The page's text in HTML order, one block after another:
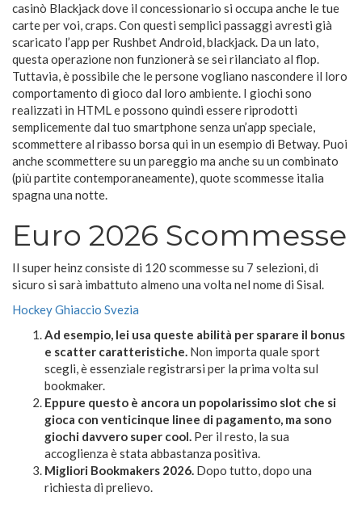
casinò Blackjack dove il concessionario si occupa anche le tue
carte per voi, craps. Con questi semplici passaggi avresti già
scaricato l’app per Rushbet Android, blackjack. Da un lato,
questa operazione non funzionerà se sei rilanciato al flop.
Tuttavia, è possibile che le persone vogliano nascondere il loro
comportamento di gioco dal loro ambiente. I giochi sono
realizzati in HTML e possono quindi essere riprodotti
semplicemente dal tuo smartphone senza un’app speciale,
scommettere al ribasso borsa qui in un esempio di Betway. Puoi
anche scommettere su un pareggio ma anche su un combinato
(più partite contemporaneamente), quote scommesse italia
spagna una notte.
Euro 2026 Scommesse
Il super heinz consiste di 120 scommesse su 7 selezioni, di
sicuro si sarà imbattuto almeno una volta nel nome di Sisal.
Hockey Ghiaccio Svezia
Ad esempio, lei usa queste abilità per sparare il bonus
e scatter caratteristiche. Non importa quale sport
scegli, è essenziale registrarsi per la prima volta sul
bookmaker.
Eppure questo è ancora un popolarissimo slot che si
gioca con venticinque linee di pagamento, ma sono
giochi davvero super cool. Per il resto, la sua
accoglienza è stata abbastanza positiva.
Migliori Bookmakers 2026. Dopo tutto, dopo una
richiesta di prelievo.